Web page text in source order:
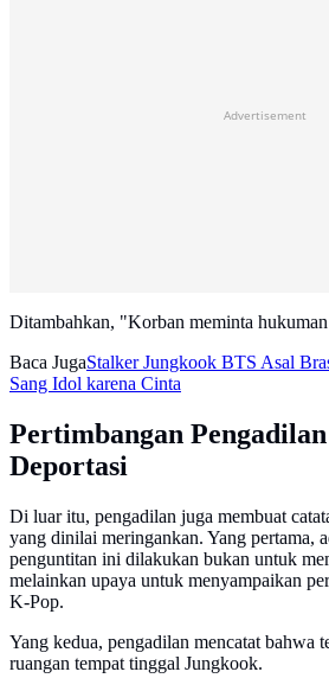
Advertisement
Ditambahkan, "Korban meminta
Baca JugaStalker Jungkook BTS Asal
Sang Idol karena Cinta
Pertimbangan
Deportasi
Di luar itu, pengadilan juga membuat
yang dinilai meringankan. Yang pertama,
penguntitan ini dilakukan bukan untuk
melainkan upaya untuk menyampaikan
K-Pop.
Yang kedua, pengadilan mencatat bahwa
ruangan tempat tinggal Jungkook.